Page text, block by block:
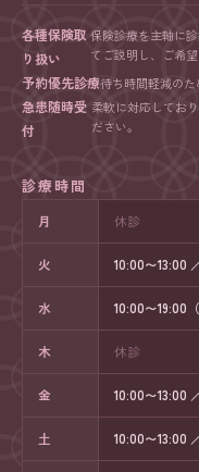
各種保険取
り扱い
保険診療を主軸に
てご説明し、ご希
予約優先診療待ち時間軽減のた
急患随時受
付
柔軟に対応してお
ださい。
診療時間
月 休診
火 10:00〜13:00
水 10:00〜19:00
木 休診
金 10:00〜13:00
土 10:00〜13:00